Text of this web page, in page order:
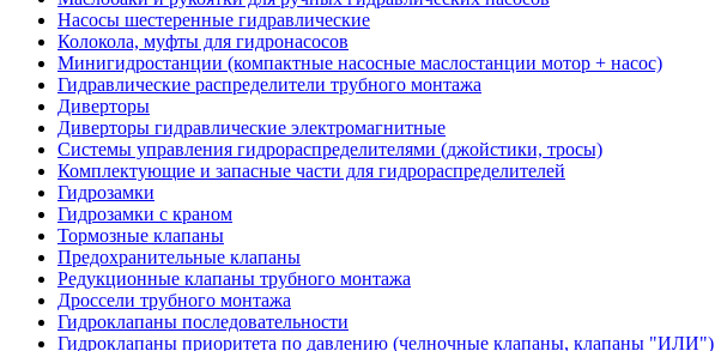
Насосы шестеренные гидравлические
Колокола, муфты для гидронасосов
Минигидростанции (компактные насосные маслостанции мотор + насос)
Гидравлические распределители трубного монтажа
Диверторы
Диверторы гидравлические электромагнитные
Системы управления гидрораспределителями (джойстики, тросы)
Комплектующие и запасные части для гидрораспределителей
Гидрозамки
Гидрозамки с краном
Тормозные клапаны
Предохранительные клапаны
Редукционные клапаны трубного монтажа
Дроссели трубного монтажа
Гидроклапаны последовательности
Гидроклапаны приоритета по давлению (челночные клапаны, клапаны "ИЛИ")